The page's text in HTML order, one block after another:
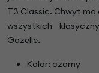
T3 Classic. Chwyt ma
wszystkich
Gazelle.
Kolor: czarny